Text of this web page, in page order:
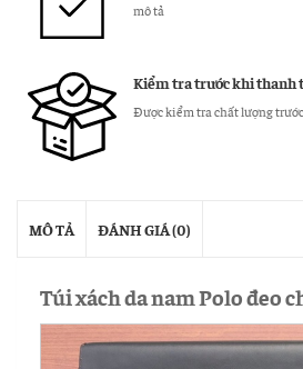
mô tả
Kiểm tra trước khi thanh
Được kiểm tra chất lượng
MÔ TẢ ĐÁNH GIÁ (0)
Túi xách da nam Polo đeo